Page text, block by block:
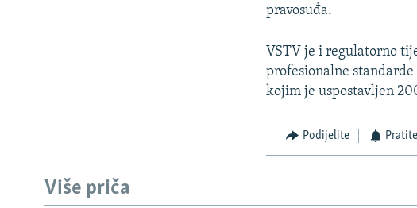
pravosuđa.
VSTV je i regulatorno
profesionalne
kojim je uspostavljen
Podijelite
Više priča